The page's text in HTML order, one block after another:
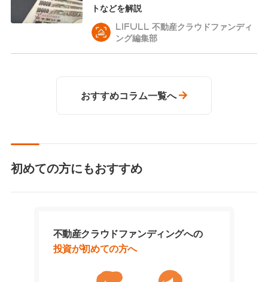
トなどを解説
LIFULL 不動産クラウドファンディ
ング編集部
おすすめコラム一覧へ
初めての方にもおすすめ
不動産クラウドファンディングへの
投資が初めての方へ